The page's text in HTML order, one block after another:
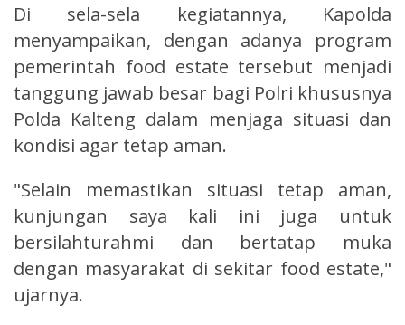
Di sela-sela kegiatannya, Kapolda
menyampaikan, dengan adanya program
pemerintah food estate tersebut menjadi
tanggung jawab besar bagi Polri khususnya
Polda Kalteng dalam menjaga situasi dan
kondisi agar tetap aman.
"Selain memastikan situasi tetap aman,
kunjungan saya kali ini juga untuk
bersilahturahmi dan bertatap muka
dengan masyarakat di sekitar food estate,"
ujarnya.